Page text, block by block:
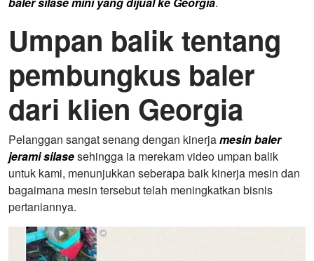
Umpan balik tentang
pembungkus baler
dari klien Georgia
Pelanggan sangat senang dengan kinerjamesin baler
jerami silasesehingga ia merekam video umpan balik
untuk kami, menunjukkan seberapa baik kinerja mesin dan
bagaimana mesin tersebut telah meningkatkan bisnis
pertaniannya.